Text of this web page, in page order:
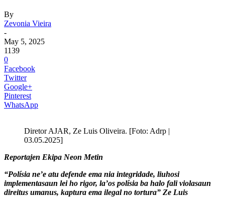
By
Zevonia Vieira
-
May 5, 2025
1139
0
Facebook
Twitter
Google+
Pinterest
WhatsApp
Diretor AJAR, Ze Luis Oliveira. [Foto: Adrp |
03.05.2025]
Reportajen Ekipa Neon Metin
“Polísia ne’e atu defende ema nia integridade, liuhosi
implementasaun lei ho rigor, la’os polísia ba halo fali violasaun
direitus umanus, kaptura ema ilegal no tortura” Ze Luis